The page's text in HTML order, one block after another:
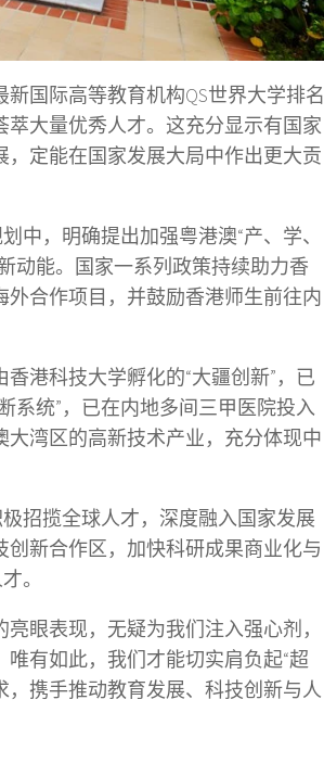
国际高等教育机构QS世界大学排名
大量优秀人才。这充分显示有国家
定能在国家发展大局中作出更大贡
中，明确提出加强粤港澳“产、学、
动能。国家一系列政策持续助力香
合作项目，并鼓励香港师生前往内
港科技大学孵化的“大疆创新”，已
系统”，已在内地多间三甲医院投入
湾区的高新技术产业，充分体现中
招揽全球人才，深度融入国家发展
新合作区，加快科研成果商业化与
。
眼表现，无疑为我们注入强心剂，
有如此，我们才能切实肩负起“超
，携手推动教育发展、科技创新与人